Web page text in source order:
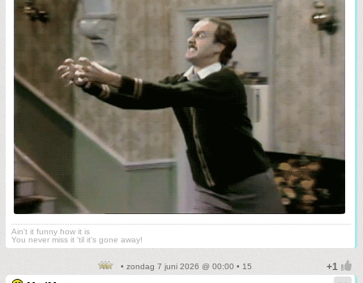
Ain't it funny how it is
You never miss it 'til it's gone away!
• zondag 7 juni 2026 @ 00:00 • 15